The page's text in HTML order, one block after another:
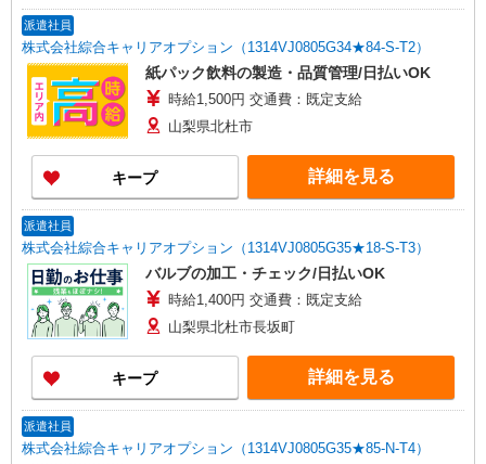
派遣社員
株式会社綜合キャリアオプション（1314VJ0805G34★84-S-T2）
紙パック飲料の製造・品質管理/日払いOK
時給1,500円 交通費：既定支給
山梨県北杜市
キープ 詳細を見る
派遣社員
株式会社綜合キャリアオプション（1314VJ0805G35★18-S-T3）
バルブの加工・チェック/日払いOK
時給1,400円 交通費：既定支給
山梨県北杜市長坂町
キープ 詳細を見る
派遣社員
株式会社綜合キャリアオプション（1314VJ0805G35★85-N-T4）